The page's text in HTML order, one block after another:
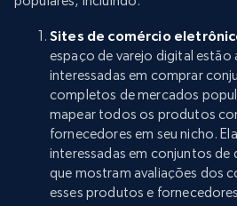
Sites de comércio
espaço de varejo digital estão
interessadas em comprar
completos de mercados
mapear todos os produtos
fornecedores em seu nicho.
interessadas em conjuntos
que mostram avaliações dos
esses produtos e